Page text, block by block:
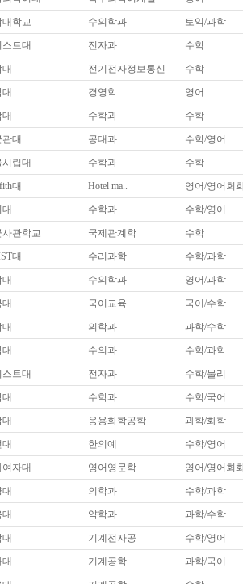
대학교 수의학과 토익/과학
스트대 전자과 수학
전기전자정보통신 수학
경영학 영어
수학과 수학
관대 공대과 수학/영어
시립대 수학과 수학
대 Hotel ma.. 영어/영어회
수학과 수학/영어
사관학교 국제관계학 수학
대 수리과학 수학/과학
수의학과 영어/과학
국어교육 국어/수학
의학과 과학/수학
수의과 수학/과학
스트대 전자과 수학/물리
수학과 수학/국어
응용화학공학 과학/화학
한의예 수학/영어
여자대 영어영문학 영어/영어회
의학과 수학/과학
약학과 과학/수학
기계전자공 수학/영어
기계공학 과학/국어